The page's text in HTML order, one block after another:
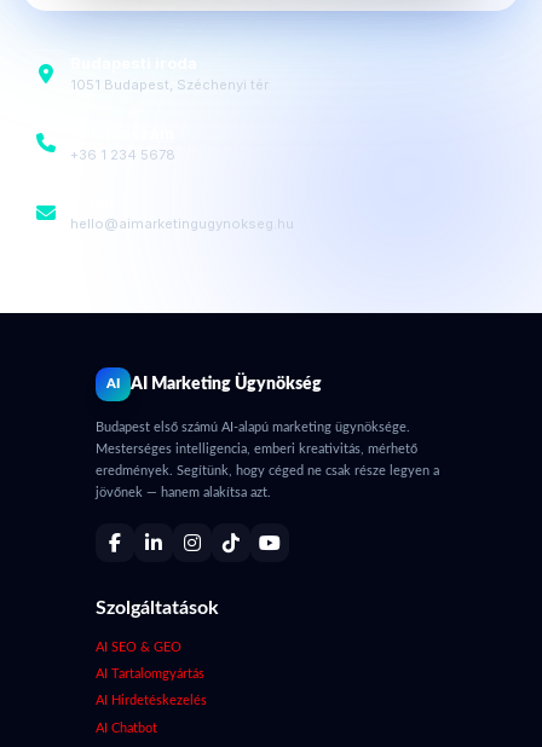
1051 Budapest, Széchenyi tér
+36 1 234 5678
hello@aimarketingugynokseg.hu
AI AI Marketing Ügynökség
Budapest első számú AI-alapú marketing ügynöksége.
Mesterséges intelligencia, emberi kreativitás, mérhető
eredmények. Segítünk, hogy céged ne csak része legyen a
jövőnek — hanem alakítsa azt.
Szolgáltatások
AI SEO & GEO
AI Tartalomgyártás
AI Hirdetéskezelés
AI Chatbot